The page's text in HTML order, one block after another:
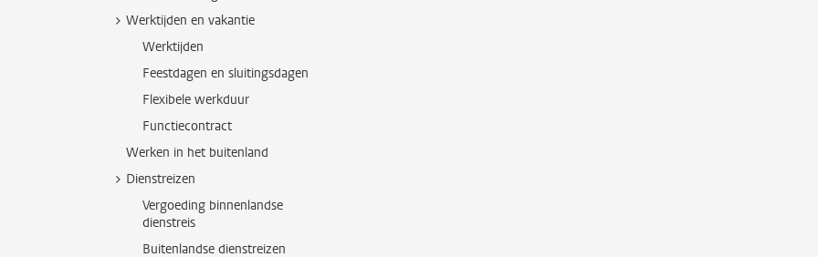
Werktijden en vakantie
Werktijden
Feestdagen en sluitingsdagen
Flexibele werkduur
Functiecontract
Werken in het buitenland
Dienstreizen
Vergoeding binnenlandse
dienstreis
Buitenlandse dienstreizen